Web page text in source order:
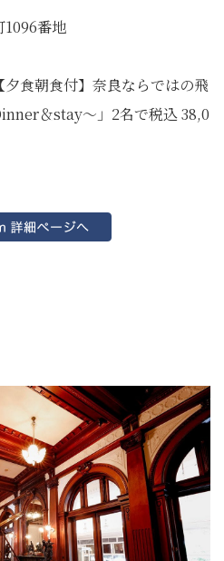
1096番地
食朝食付】奈良ならではの飛
＆stay～」2名で税込 38,0